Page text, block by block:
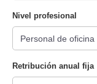
Nivel profesional
Retribución anual fija